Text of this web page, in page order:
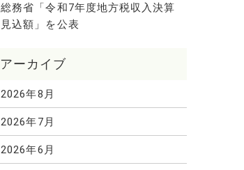
総務省「令和7年度地方税収入決算
見込額」を公表
2026年8月
2026年7月
2026年6月